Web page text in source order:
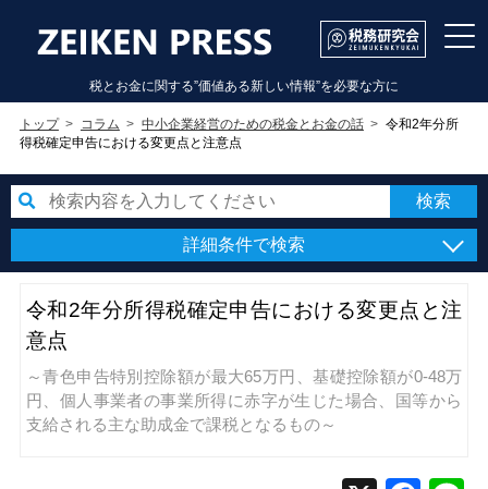
税とお金に関する”価値ある新しい情報”を必要な方に
トップ コラム 中小企業経営のための税金とお金の話
令和2年分所
得税確定申告における変更点と注意点
詳細条件で検索
令和2年分所得税確定申告における変更点と注
意点
～青色申告特別控除額が最大65万円、基礎控除額が0-48万
円、個人事業者の事業所得に赤字が生じた場合、国等から
支給される主な助成金で課税となるもの～